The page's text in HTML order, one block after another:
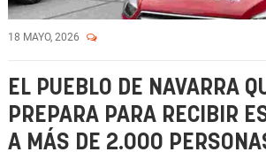
18 MAYO, 2026
EL PUEBLO DE NAVARRA
PREPARA PARA RECIBIR
A MÁS DE 2.000